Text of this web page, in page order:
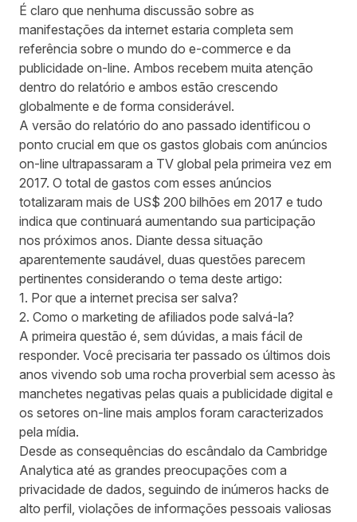
É claro que nenhuma discussão sobre as
manifestações da internet estaria completa sem
referência sobre o mundo do e-commerce e da
publicidade on-line. Ambos recebem muita atenção
dentro do relatório e ambos estão crescendo
globalmente e de forma considerável.
A versão do relatório do ano passado identificou o
ponto crucial em que os gastos globais com anúncios
on-line ultrapassaram a TV global pela primeira vez em
2017. O total de gastos com esses anúncios
totalizaram mais de US$ 200 bilhões em 2017 e tudo
indica que continuará aumentando sua participação
nos próximos anos. Diante dessa situação
aparentemente saudável, duas questões parecem
pertinentes considerando o tema deste artigo:
1. Por que a internet precisa ser salva?
2. Como o marketing de afiliados pode salvá-la?
A primeira questão é, sem dúvidas, a mais fácil de
responder. Você precisaria ter passado os últimos dois
anos vivendo sob uma rocha proverbial sem acesso às
manchetes negativas pelas quais a publicidade digital e
os setores on-line mais amplos foram caracterizados
pela mídia.
Desde as consequências do escândalo da Cambridge
Analytica até as grandes preocupações com a
privacidade de dados, seguindo de inúmeros hacks de
alto perfil, violações de informações pessoais valiosas